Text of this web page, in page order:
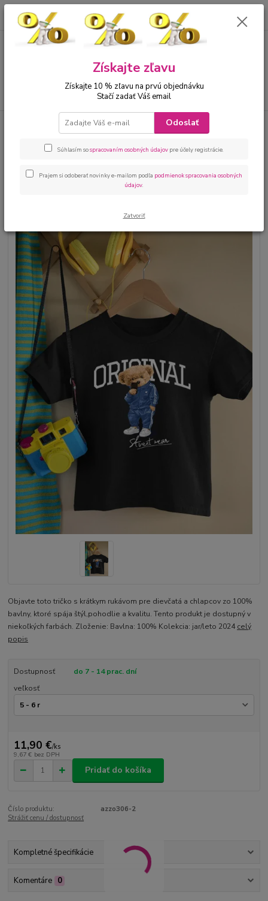
00421 905 612848 za0 €
Dievčatá 2 - 16 Tričká Tričko pre deti s motívom čierne
Tričko pre deti s motívom čierne
Objavte toto tričko s krátkym rukávom pre dievčatá a chlapcov zo 100%
bavlny, ktoré spája štýl,pohodlie a kvalitu. Tento produkt je dostupný v
niekoľkých farbách. Zloženie: Bavlna: 100% Kolekcia: jar/leto 2024 celý
popis
Dostupnosť
do 7 - 14 prac. dní
veľkosť
11,90 €/ks
9,67 € bez DPH
Pridať do košíka
Číslo produktu:
azzo306-2
Strážiť cenu / dostupnosť
Kompletné špecifikácie
Komentáre 0
Získajte zľavu
Získajte 10 % zľavu na prvú objednávku
Stačí zadať Váš email
Odoslať
Súhlasím sospracovaním osobných údajov pre účely registrácie.
Prajem si odoberať novinky e-mailom podľa podmienok spracovania osobných
údajov.
Zatvoriť